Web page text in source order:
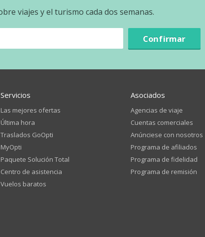
viajes y el turismo cada dos semanas.
Confirmar
Servicios
Las mejores ofertas
Última hora
Traslados GoOpti
MyOpti
Paquete Solución Total
Centro de asistencia
Vuelos baratos
Asociados
Agencias de viaje
Cuentas comerciales
Anúnciese con nosotros
Programa de afiliados
Programa de fidelidad
Programa de remisión